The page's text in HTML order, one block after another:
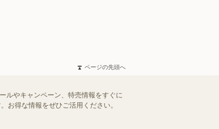
ページの先頭へ
ルやキャンペーン、特売情報をすぐに
お得な情報をぜひご活用ください。